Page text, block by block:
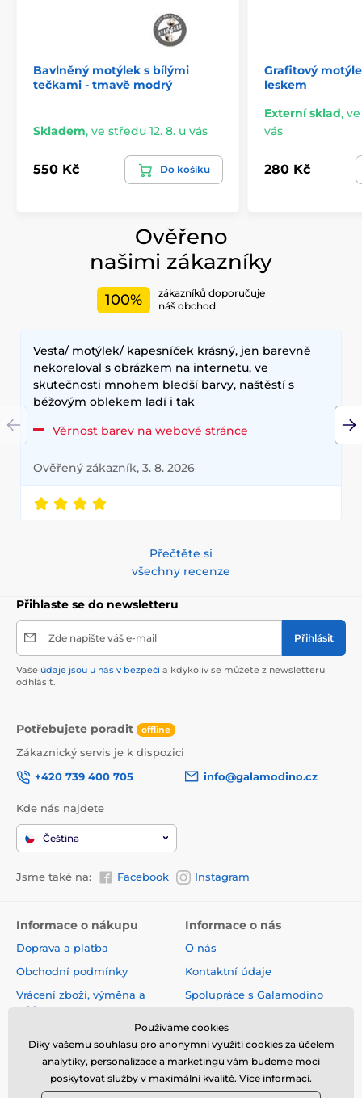
Bavlněný motýlek s bílými
tečkami - tmavě modrý
Skladem, ve středu 12. 8. u vás
550 Kč Do košíku
Grafitový
leskem
Externí sklad,
vás
280 Kč
Ověřeno
našimi zákazníky
100%
zákazníků doporučuje
náš obchod
Vesta/ motýlek/ kapesníček krásný, jen barevně
nekoreloval s obrázkem na internetu, ve
skutečnosti mnohem bledší barvy, naštěstí s
béžovým oblekem ladí i tak
Věrnost barev na webové stránce
Ověřený zákazník, 3. 8. 2026
Přečtěte si
všechny recenze
Přihlaste se do newsletteru
Zde napište váš e-mail Přihlásit
Vaše údaje jsou u nás v bezpečí a kdykoliv se můžete z newsletteru
odhlásit.
Potřebujete poradit offline
Zákaznický servis je k dispozici
+420 739 400 705
info@galamodino.cz
Kde nás najdete
Čeština
Jsme také na: Facebook Instagram
Informace o nákupu
Doprava a platba
Obchodní podmínky
Vrácení zboží, výměna a
reklamace
Online vrácení a reklamace
Sledování zásilky
Nejčastější dotazy
Informace o nás
O nás
Kontaktní údaje
Spolupráce s Galamodino
údajů
Používáme cookies
Díky vašemu souhlasu pro anonymní využití cookies za účelem
analytiky, personalizace a marketingu vám budeme moci
poskytovat služby v maximální kvalitě. Více informací.